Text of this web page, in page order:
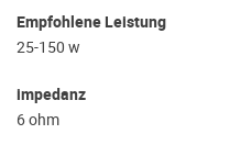
Empfohlene Leistung
25-150 w
impedanz
6 ohm